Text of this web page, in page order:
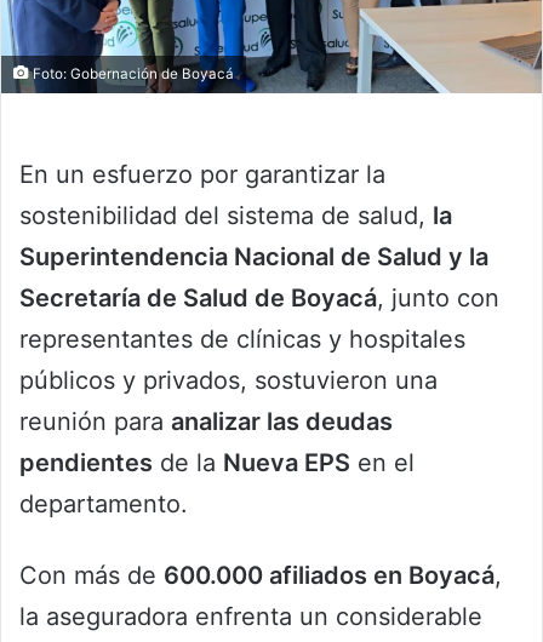
Foto: Gobernación de Boyacá
En un esfuerzo por garantizar la
sostenibilidad del sistema de salud, la
Superintendencia Nacional de Salud y la
Secretaría de Salud de Boyacá, junto con
representantes de clínicas y hospitales
públicos y privados, sostuvieron una
reunión para analizar las deudas
pendientes de la Nueva EPS en el
departamento.
Con más de 600.000 afiliados en Boyacá,
la aseguradora enfrenta un considerable